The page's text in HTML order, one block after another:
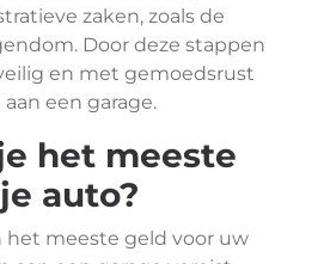
zaken, zoals de
Door deze stappen
en met gemoedsrust
een garage.
het meeste
auto?
het meeste geld voor uw